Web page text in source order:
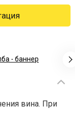
вина. При